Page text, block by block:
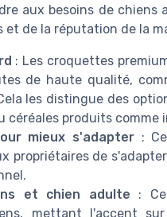
aux besoins de
de la réputation de la
: Les croquettes
de haute qualité,
les distingue des
céréales produits comme
mieux s'adapter :
propriétaires de
et chien adulte :
mettant l'accent